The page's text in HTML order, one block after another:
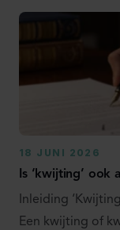
18 JUNI 2026
Is ‘kwijting’ ook
Inleiding
Een kwijting of